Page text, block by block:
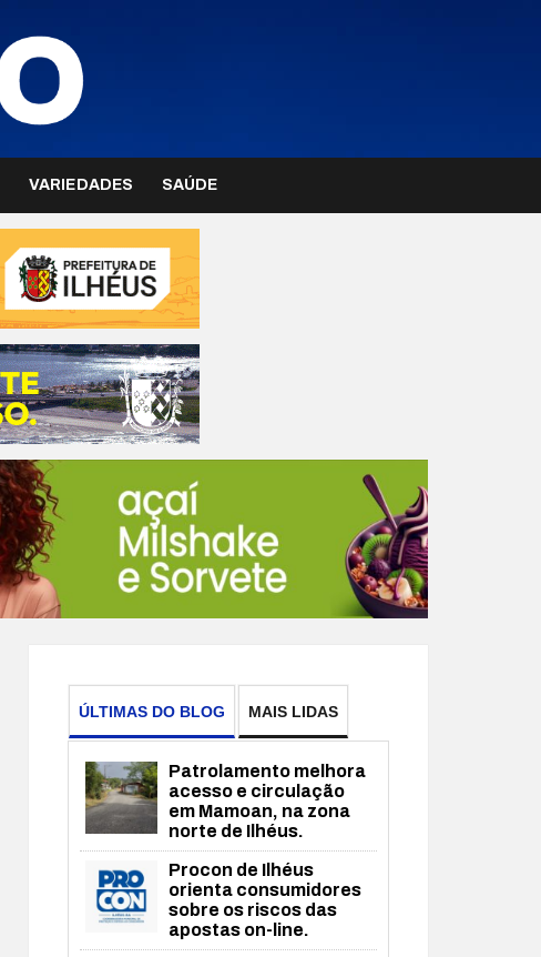
VARIEDADES SAÚDE
ÚLTIMAS DO BLOG MAIS LIDAS
Patrolamento melhora
acesso e circulação
em Mamoan, na zona
norte de Ilhéus.
Procon de Ilhéus
orienta consumidores
sobre os riscos das
apostas on-line.